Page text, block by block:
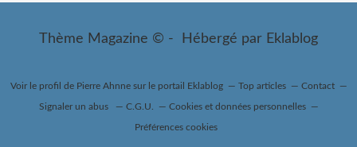
Thème Magazine © - Hébergé par Eklablog
Voir le profil de Pierre Ahnnesur le portail Eklablog Top articles Contact
Signaler un abus C.G.U. Cookies et données personnelles
Préférences cookies